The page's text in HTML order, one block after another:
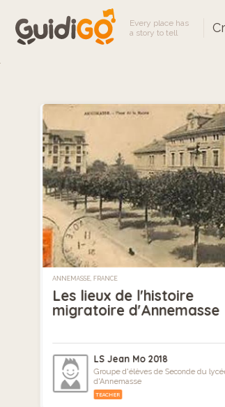
Every place has
a story to tell
ANNEMASSE, FRANCE
Les lieux de l'histoire
migratoire d'Annemasse
LS Jean Mo 2018
Groupe d'élèves de Seconde du
d'Annemasse
TEACHER